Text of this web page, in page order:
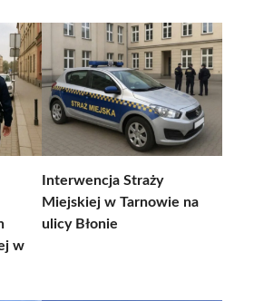
w
Interwencja Straży
Miejskiej w Tarnowie na
ulicy Błonie